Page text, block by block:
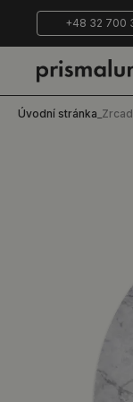
+48 32 700
Úvodní stránka